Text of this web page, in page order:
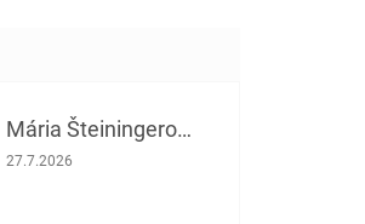
Mária Šteiningerová
Hodnotenie obchodu je 5 z 5 hviezdičiek.
27.7.2026